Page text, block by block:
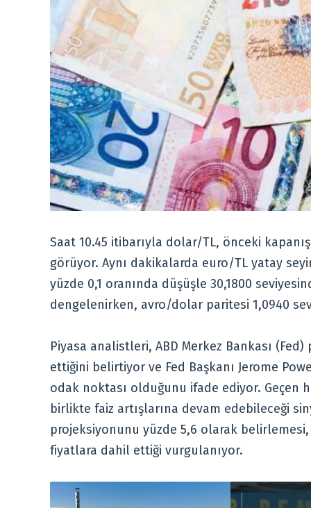
Saat 10.45 itibarıyla dolar/TL, önceki
görüyor. Aynı dakikalarda euro/TL yatay
yüzde 0,1 oranında düşüşle 30,1800
dengelenirken, avro/dolar paritesi 1,0940
Piyasa analistleri, ABD Merkez Bankası
ettiğini belirtiyor ve Fed Başkanı Jerome
odak noktası olduğunu ifade ediyor. Geçen
birlikte faiz artışlarına devam edebileceği
projeksiyonunu yüzde 5,6 olarak
fiyatlara dahil ettiği vurgulanıyor.